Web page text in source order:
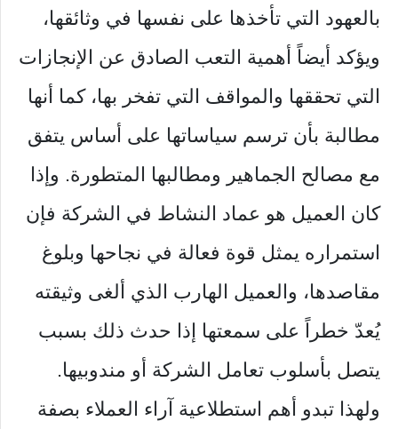
بالعهود التي تأخذها على نفسها في وثائقها،
ويؤكد أيضاً أهمية التعب الصادق عن الإنجازات
التي تحققها والمواقف التي تفخر بها، كما أنها
مطالبة بأن ترسم سياساتها على أساس يتفق
مع مصالح الجماهير ومطالبها المتطورة. وإذا
كان العميل هو عماد النشاط في الشركة فإن
استمراره يمثل قوة فعالة في نجاحها وبلوغ
مقاصدها، والعميل الهارب الذي ألغى وثيقته
يُعدّ خطراً على سمعتها إذا حدث ذلك بسبب
يتصل بأسلوب تعامل الشركة أو مندوبيها.
ولهذا تبدو أهم استطلاعية آراء العملاء بصفة